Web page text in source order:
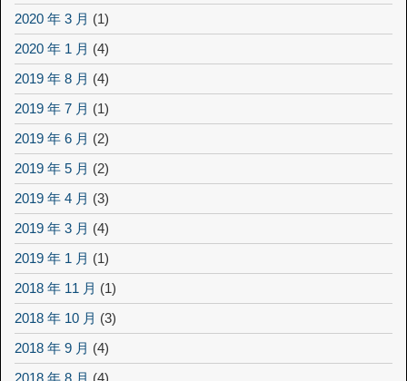
2020 年 3 月 (1)
2020 年 1 月 (4)
2019 年 8 月 (4)
2019 年 7 月 (1)
2019 年 6 月 (2)
2019 年 5 月 (2)
2019 年 4 月 (3)
2019 年 3 月 (4)
2019 年 1 月 (1)
2018 年 11 月 (1)
2018 年 10 月 (3)
2018 年 9 月 (4)
2018 年 8 月 (4)